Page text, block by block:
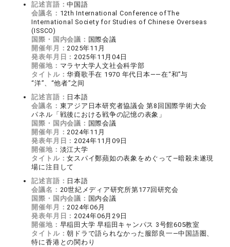
記述言語：中国語
会議名： 12th International Conference ofThe
International Society for Studies of Chinese Overseas
(ISSCO)
国際・国内会議： 国際会議
開催年月：2025年11月
発表年月日：2025年11月04日
開催地： マラヤ大学人文社会科学部
タイトル：华裔歌手在 1970 年代日本——在“和”与
“洋”、“他者”之间
記述言語： 日本語
会議名： 東アジア日本研究者協議会 第8回国際学術大会
パネル「戦後における戦争の記憶の表象」
国際・国内会議： 国際会議
開催年月：2024年11月
発表年月日：2024年11月09日
開催地： 淡江大学
タイトル：女スパイ鄭蘋如の表象をめぐって―暗殺未遂現
場に注目して
記述言語： 日本語
会議名： 20世紀メディア研究所第177回研究会
国際・国内会議： 国内会議
開催年月：2024年06月
発表年月日：2024年06月29日
開催地： 早稲田大学 早稲田キャンパス 3号館605教室
タイトル：朝ドラで語られなかった服部良一―中国語圏、
特に香港との関わり